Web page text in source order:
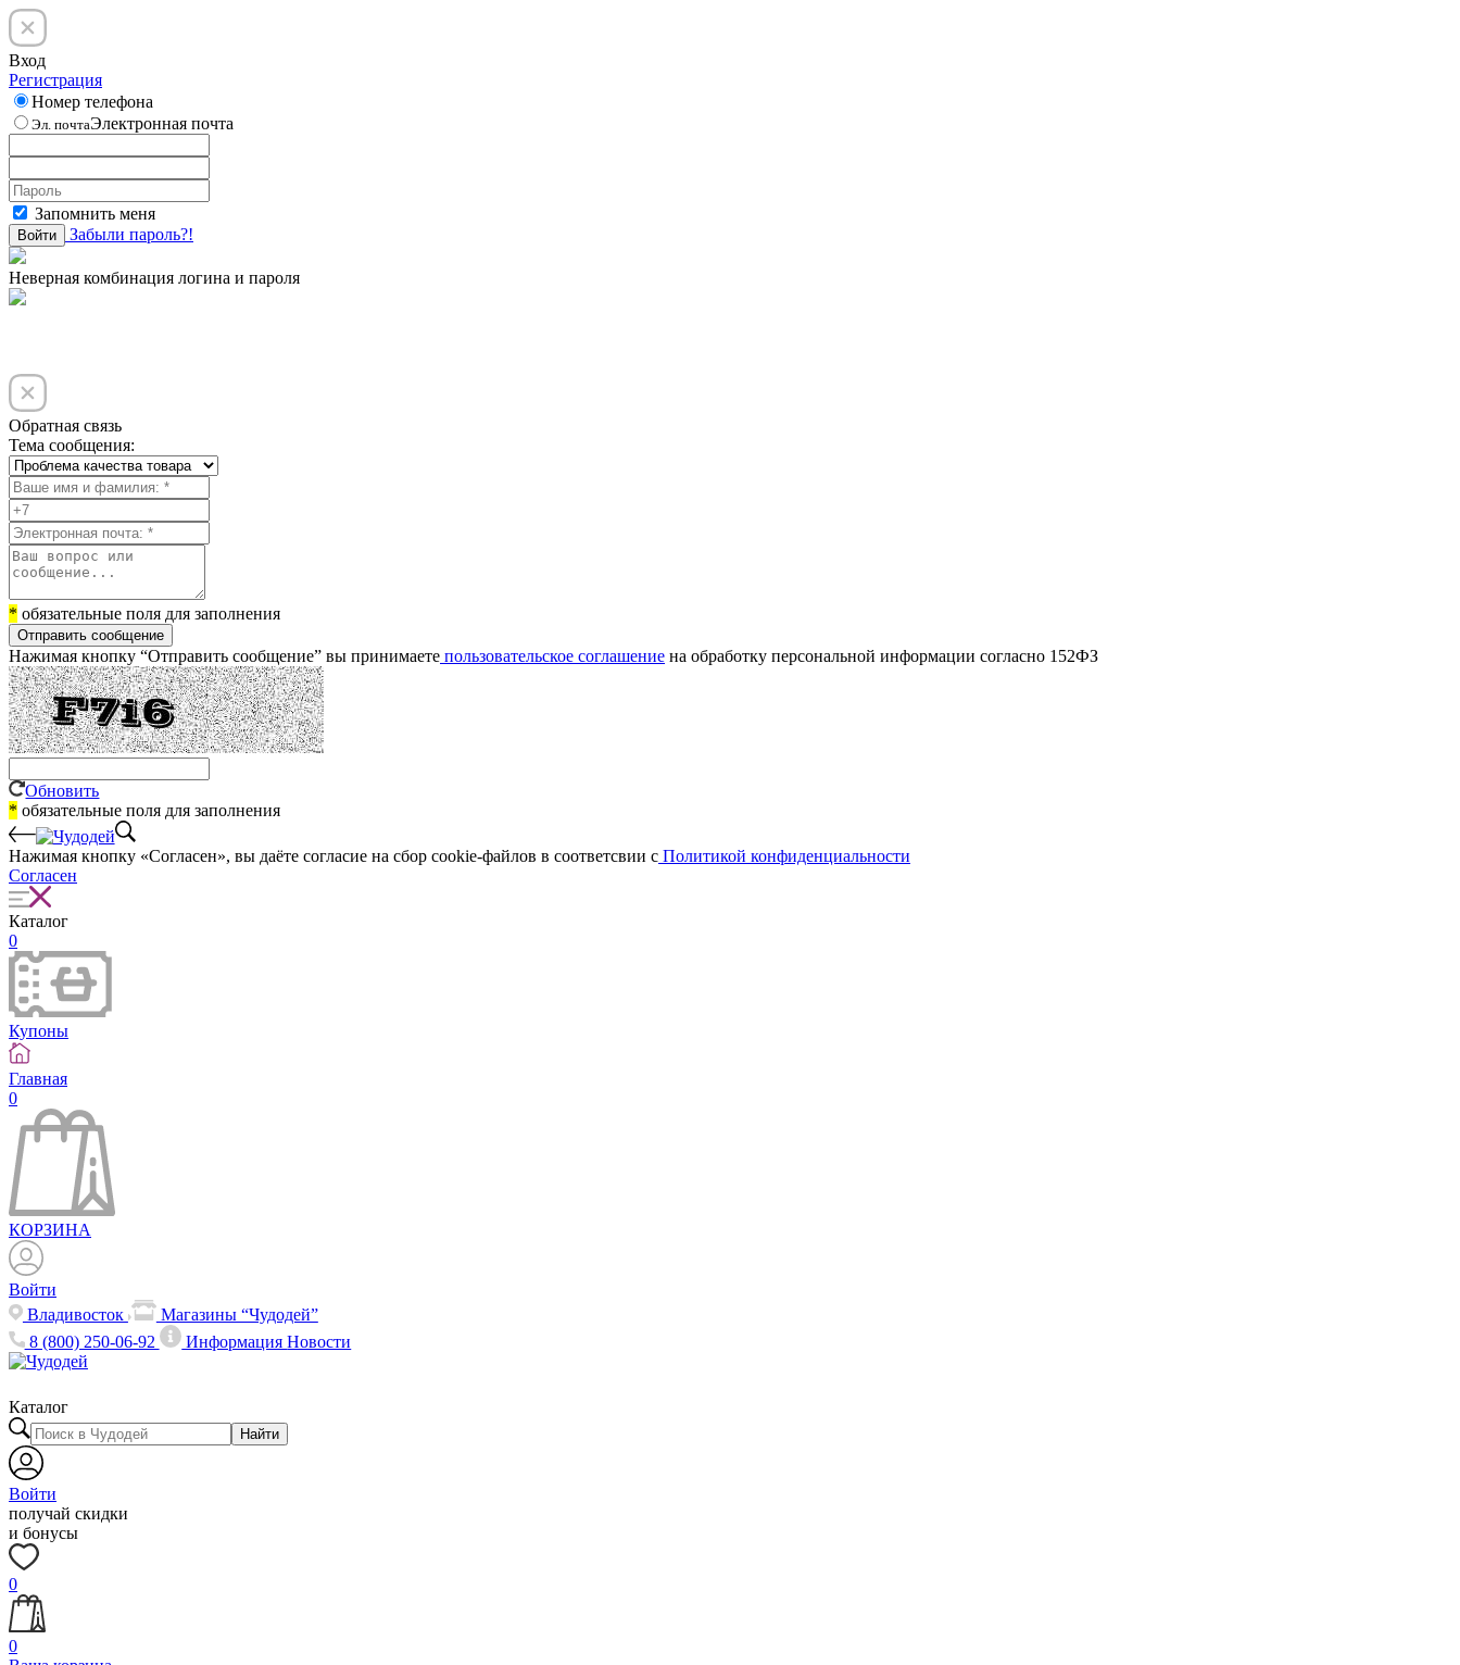
Вход
Регистрация
Номер телефона
Эл. почтаЭлектронная почта
Запомнить меня
Войти Забыли пароль?!
Неверная комбинация логина и пароля
Обратная связь
Тема сообщения:
* обязательные поля для заполнения
Отправить сообщение
Нажимая кнопку “Отправить сообщение” вы принимаете пользовательское соглашение на обработку персональной информации согласно 152ФЗ
Обновить
* обязательные поля для заполнения
Нажимая кнопку «Согласен», вы даёте cогласие на сбор cookie-файлов в соответсвии с Политикой конфиденциальности
Согласен
Каталог
0
Купоны
Главная
0
КОРЗИНА
Войти
Владивосток
Магазины “Чудодей”
8 (800) 250-06-92
ИнформацияНовости
Каталог
Найти
Войти
получай скидки
и бонусы
0
0